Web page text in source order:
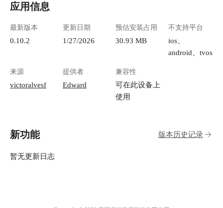
应用信息
最新版本
0.10.2
更新日期
1/27/2026
预估安装占用
30.93 MB
不支持平台
ios、
android、tvos
来源
victoralvesf
提供者
Edward
兼容性
可在此设备上
使用
新功能 版本历史记录
暂无更新日志